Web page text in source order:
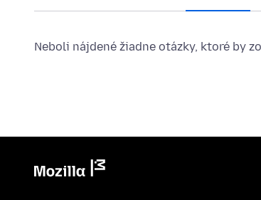
Neboli nájdené žiadne otázky, ktoré by